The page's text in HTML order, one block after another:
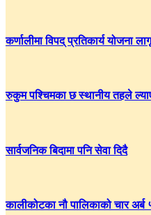
कर्णालीमा विपद् प्रतिकार्य योजना लागू
रुकुम पश्चिमका छ स्थानीय तहले
सार्वजनिक बिदामा पनि सेवा दिदै
कालीकोटका नौ पालिकाको चार